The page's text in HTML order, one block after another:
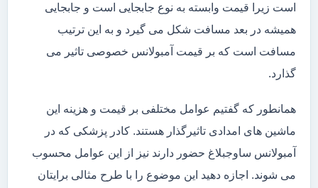
است زیرا قیمت وابسته به نوع جابجایی است و جابجایی
همیشه در بعد مسافت شکل می گیرد و به این ترتیب
مسافت است که بر قیمت آمبولانس خصوصی تاثیر می
گذارد.
همانطور که گفتیم عوامل مختلفی بر قیمت و هزینه این
ماشین های امدادی تاثیرگذار هستند. کادر پزشکی که در
آمبولانس ساوجبلاغ حضور دارند نیز از این عوامل محسوب
می شوند. اجازه دهید این موضوع را با طرح مثالی برایتان